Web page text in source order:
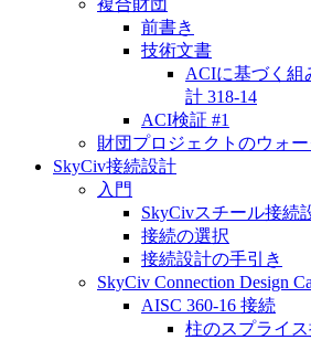
複合財団
前書き
技術文書
ACIに基づく組
計 318-14
ACI検証 #1
財団プロジェクトのウォ
SkyCiv接続設計
入門
SkyCivスチール接続
接続の選択
接続設計の手引き
SkyCiv Connection Design
AISC 360-16 接続
柱のスプライ